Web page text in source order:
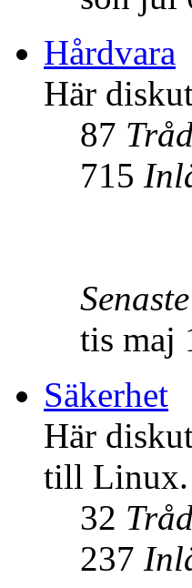
Hårdvara
Här
87
715
tis maj
Säkerhet
Här
till Linux.
32
237